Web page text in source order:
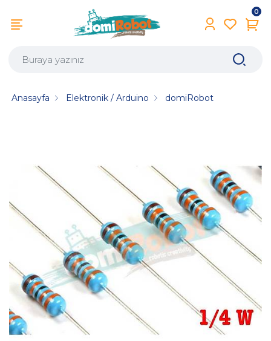
0
Anasayfa Elektronik / Arduino domiRobot